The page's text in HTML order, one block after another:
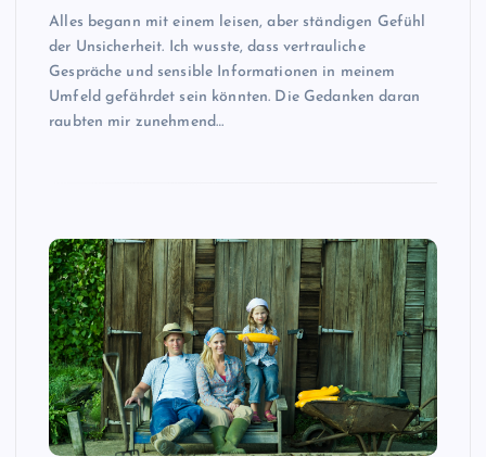
Alles begann mit einem leisen, aber ständigen Gefühl
der Unsicherheit. Ich wusste, dass vertrauliche
Gespräche und sensible Informationen in meinem
Umfeld gefährdet sein könnten. Die Gedanken daran
raubten mir zunehmend…